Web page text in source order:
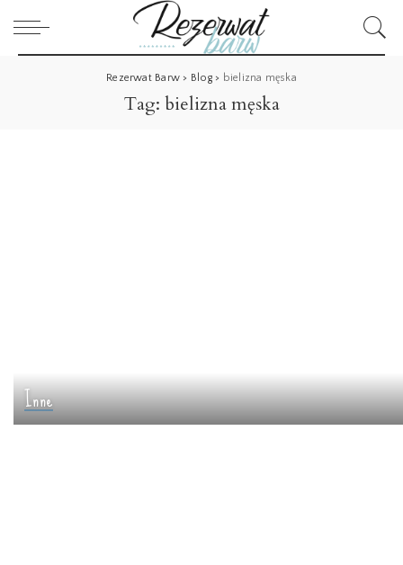
Rezerwat Barw > Blog> bielizna męska
Tag: bielizna męska
Inne